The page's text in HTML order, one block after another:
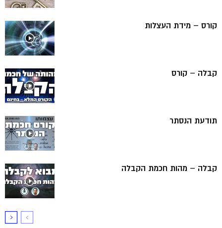
קורס – מידת העצלות
קבלה – קורס
תודעת הנסתר
קבלה – מהות חכמת הקבלה